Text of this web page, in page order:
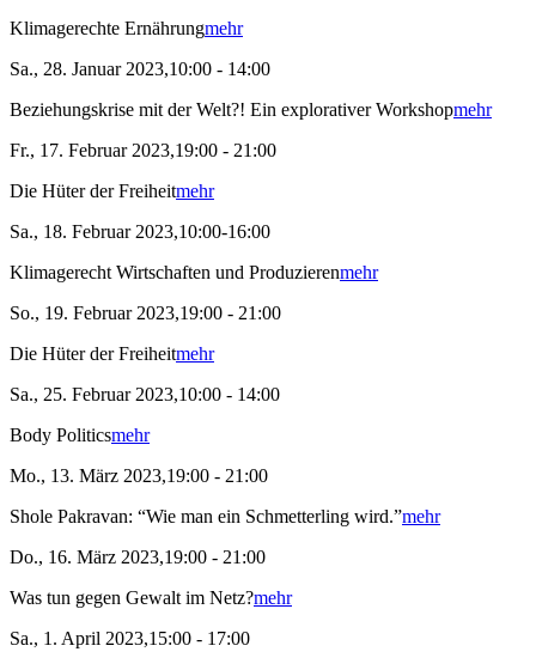
Klimagerechte Ernährungmehr
Sa., 28. Januar 2023,10:00 - 14:00
Beziehungskrise mit der Welt?! Ein explorativer Workshopmehr
Fr., 17. Februar 2023,19:00 - 21:00
Die Hüter der Freiheitmehr
Sa., 18. Februar 2023,10:00-16:00
Klimagerecht Wirtschaften und Produzierenmehr
So., 19. Februar 2023,19:00 - 21:00
Die Hüter der Freiheitmehr
Sa., 25. Februar 2023,10:00 - 14:00
Body Politicsmehr
Mo., 13. März 2023,19:00 - 21:00
Shole Pakravan: “Wie man ein Schmetterling wird.”mehr
Do., 16. März 2023,19:00 - 21:00
Was tun gegen Gewalt im Netz?mehr
Sa., 1. April 2023,15:00 - 17:00